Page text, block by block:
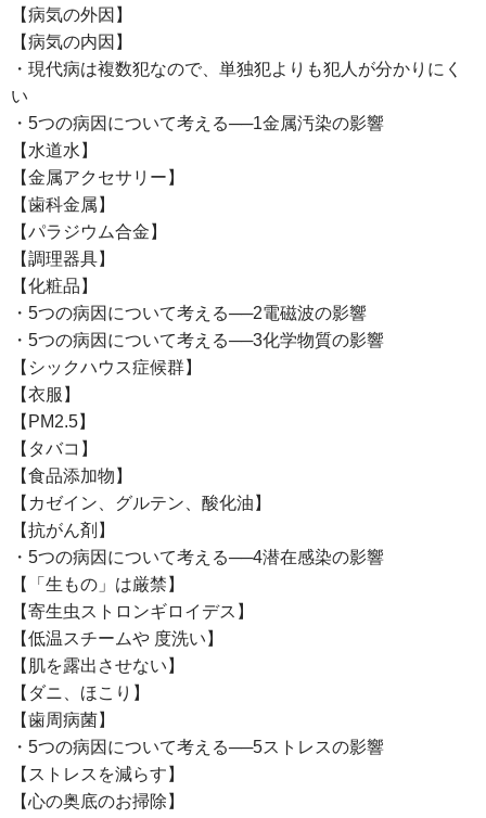
【病気の外因】
【病気の内因】
・現代病は複数犯なので、単独犯よりも犯人が分かりにく
い
・5つの病因について考える──1金属汚染の影響
【水道水】
【金属アクセサリー】
【歯科金属】
【パラジウム合金】
【調理器具】
【化粧品】
・5つの病因について考える──2電磁波の影響
・5つの病因について考える──3化学物質の影響
【シックハウス症候群】
【衣服】
【PM2.5】
【タバコ】
【食品添加物】
【カゼイン、グルテン、酸化油】
【抗がん剤】
・5つの病因について考える──4潜在感染の影響
【「生もの」は厳禁】
【寄生虫ストロンギロイデス】
【低温スチームや 度洗い】
【肌を露出させない】
【ダニ、ほこり】
【歯周病菌】
・5つの病因について考える──5ストレスの影響
【ストレスを減らす】
【心の奥底のお掃除】